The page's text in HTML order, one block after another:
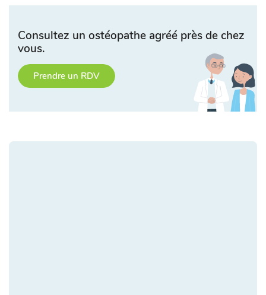
Consultez un ostéopathe agréé près de chez
vous.
Prendre un RDV